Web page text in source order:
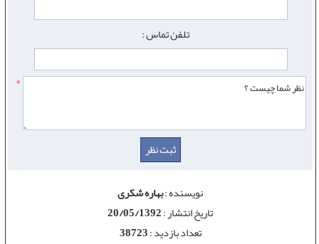
تلفن تماس :
*
نویسنده :بهاره شکری
تاریخ انتشار :20/05/1392
تعداد بازدید :38723